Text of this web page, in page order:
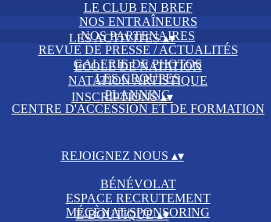
LE CLUB EN BREF
NOS ENTRAÎNEURS
NOS PARTENAIRES
REVUE DE PRESSE / ACTUALITÉS
GALERIE DE PHOTOS
LES GROUPES
LES ACTIVITES▴▾
ECOLE DE NATATION
NATATION ARTISTIQUE
PLANNING
CENTRE D'ACCESSION ET DE FORMATION
INSCRIPTIONS▴▾
REJOIGNEZ NOUS ▴▾
BÉNÉVOLAT
ESPACE RECRUTEMENT
MÉCÈNAT/SPONSORING
E-BOUTIQUE▴▾